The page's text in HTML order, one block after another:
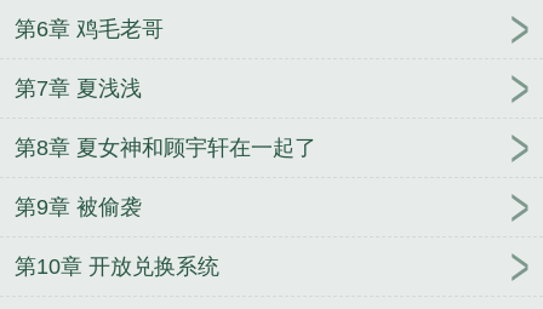
皮哒
大冤种师姐她不干了
反派：你要退
我委身病娇反派后，男主黑化
了
起猛了，我靠游戏舱在异世称霸了
当西幻女巫穿
重生九八之逆天国民女神
绝世神医之逆天魔妃
从前
夫弃子了 兽世娇娇超好孕，大佬他强宠上瘾
惊世毒
女主在异世搞内卷自
救成大佬 你一个流氓，怎么混到警队里来了
心如死
第6章 鸡毛老哥
第7章 夏浅浅
第8章 夏女神和顾宇轩在一起了
第9章 被偷袭
第10章 开放兑换系统